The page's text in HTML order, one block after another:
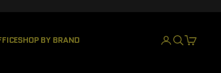
SHOP BY BRAND INICIAR SESIÓN
BUSCAR
CESTA